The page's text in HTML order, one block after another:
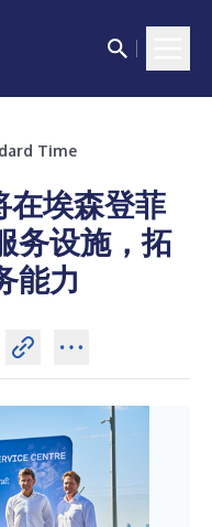
Time
埃森登菲
务设施，拓
能力